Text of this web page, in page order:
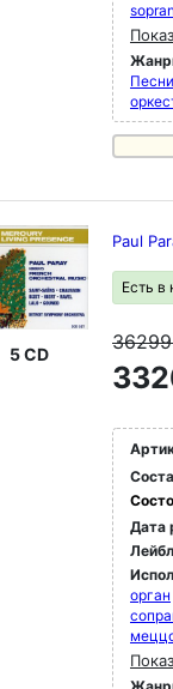
5 CD
Paul
Есть в
Дата
орган